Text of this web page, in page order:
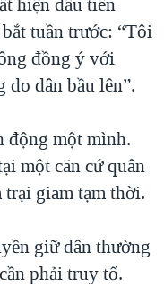
tuần trước: “Tôi
đồng ý với
dân bầu lên”.
động một mình.
một căn cứ quân
trại giam tạm thời.
giữ dân thường
phải truy tố.